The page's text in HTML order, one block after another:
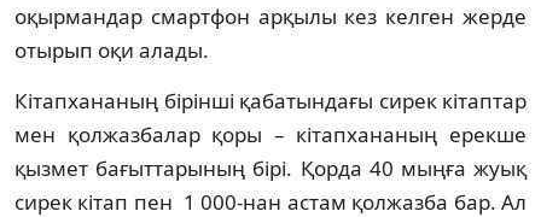
оқырмандар смарт­фон арқылы кез келген жерде
отырып оқи алады.
Кітапхананың бірінші қабатындағы си­рек кітаптар
мен қолжазбалар қоры – кітап­ха­­­наның ерекше
қызмет бағыттарының бірі. Қор­да 40 мыңға жуық
сирек кітап пен 1 000-нан астам қолжазба бар. Ал